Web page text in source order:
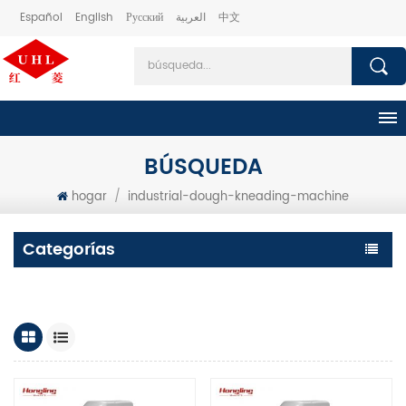
Español English Русский العربية 中文
BÚSQUEDA
hogar / industrial-dough-kneading-machine
Categorías